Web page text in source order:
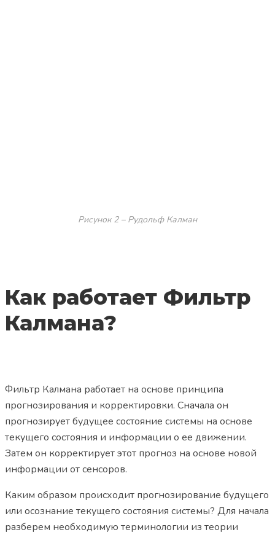
Рисунок 2 – Рудольф Калман
Как работает Фильтр
Калмана?
Фильтр Калмана работает на основе принципа
прогнозирования и корректировки. Сначала он
прогнозирует будущее состояние системы на основе
текущего состояния и информации о ее движении.
Затем он корректирует этот прогноз на основе новой
информации от сенсоров.
Каким образом происходит прогнозирование будущего
или осознание текущего состояния системы? Для начала
разберем необходимую терминологии из теории